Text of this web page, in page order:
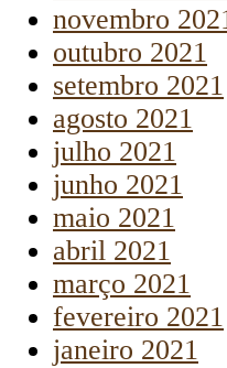
novembro
outubro 2021
setembro 2021
agosto 2021
julho 2021
junho 2021
maio 2021
abril 2021
março 2021
fevereiro 2021
janeiro 2021